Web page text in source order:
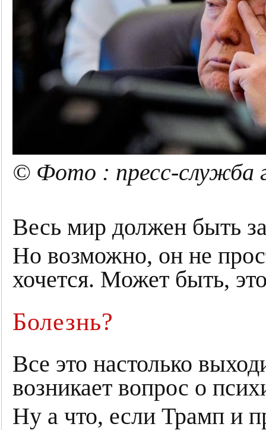
© Фото : пресс-служба
Весь мир должен быть
Но возможно, он не
хочется. Может быть,
Болезнь?
Все это настолько
возникает вопрос о
Ну а что, если Трамп и